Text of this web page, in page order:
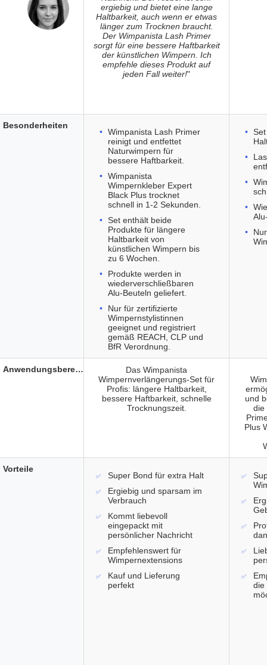
ergiebig und bietet eine lange
Haltbarkeit, auch wenn er etwas
länger zum Trocknen braucht.
Der Wimpanista Lash Primer
sorgt für eine bessere Haftbarkeit
der künstlichen Wimpern. Ich
empfehle dieses Produkt auf
jeden Fall weiter!"
Wimpanista Lash Primer
reinigt und entfettet
Naturwimpern für
bessere Haftbarkeit.
Wimpanista
Wimpernkleber Expert
Black Plus trocknet
schnell in 1-2 Sekunden.
Set enthält beide
Produkte für längere
Haltbarkeit von
künstlichen Wimpern bis
zu 6 Wochen.
Produkte werden in
wiederverschließbaren
Alu-Beuteln geliefert.
Nur für zertifizierte
Wimpernstylistinnen
geeignet und registriert
gemäß REACH, CLP und
BfR Verordnung.
Das Wimpanista
Wimpernverlängerungs-Set für
Profis: längere Haltbarkeit,
bessere Haftbarkeit, schnelle
Trocknungszeit.
und
die
Plus
Super Bond für extra Halt
Ergiebig und sparsam im
Verbrauch
Kommt liebevoll
eingepackt mit
persönlicher Nachricht
Empfehlenswert für
Wimpernextensions
Kauf und Lieferung
perfekt
die
Besonderheiten
Anwendungsbereich
Vorteile